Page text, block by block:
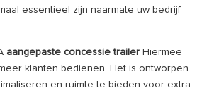
essentieel zijn naarmate uw bedrijf
aangepaste concessie trailer Hiermee
klanten bedienen. Het is ontworpen
en ruimte te bieden voor extra